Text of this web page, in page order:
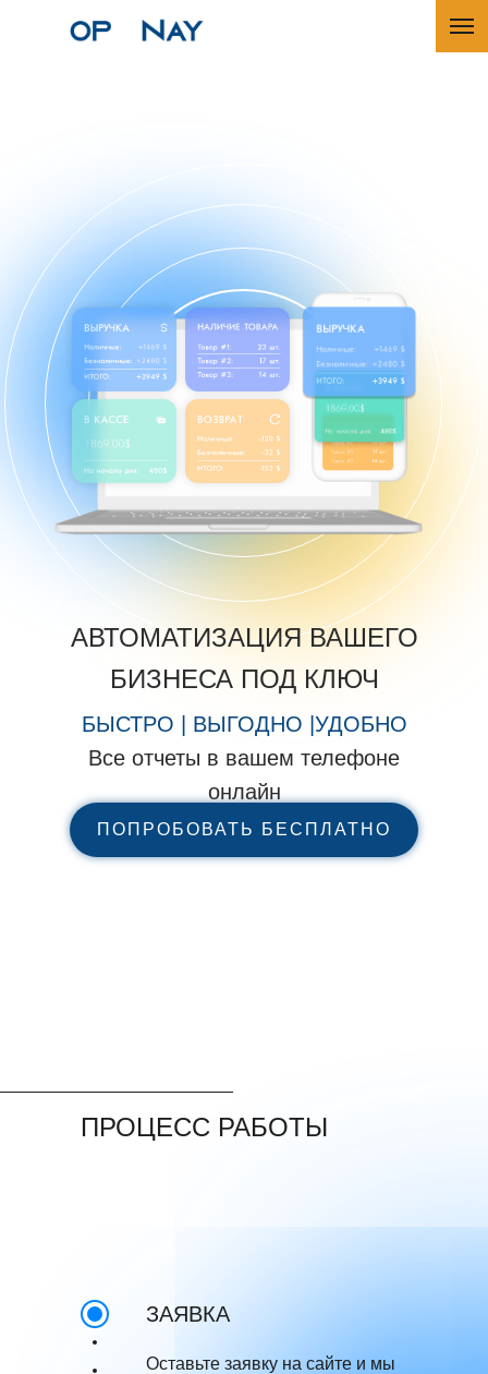
ОСТАВИТЬ ЗАЯВКУ
ПОПРОБОВАТЬ БЕСПЛАТНО
БЫСТРО | ВЫГОДНО |УДОБНО
Все отчеты в вашем телефоне
онлайн
АВТОМАТИЗАЦИЯ ВАШЕГО
БИЗНЕСА ПОД КЛЮЧ
ПРОЦЕСС РАБОТЫ
Оставьте заявку на сайте и мы
ЗАЯВКА